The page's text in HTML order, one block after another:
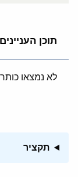
תוכן העניינים
לא נמצאו
תקציר